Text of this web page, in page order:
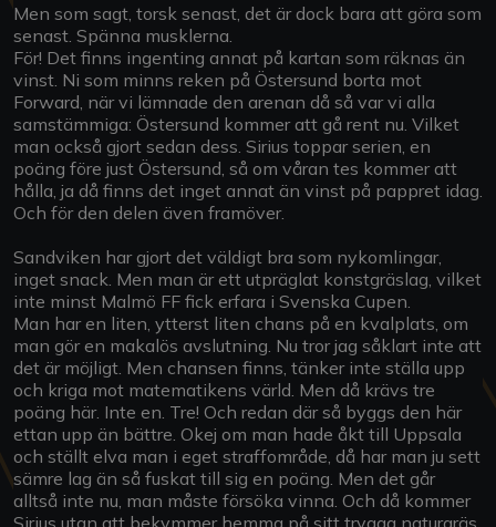
Men som sagt, torsk senast, det är dock bara att göra som
senast. Spänna musklerna.
För! Det finns ingenting annat på kartan som räknas än
vinst. Ni som minns reken på Östersund borta mot
Forward, när vi lämnade den arenan då så var vi alla
samstämmiga: Östersund kommer att gå rent nu. Vilket
man också gjort sedan dess. Sirius toppar serien, en
poäng före just Östersund, så om våran tes kommer att
hålla, ja då finns det inget annat än vinst på pappret idag.
Och för den delen även framöver.
Sandviken har gjort det väldigt bra som nykomlingar,
inget snack. Men man är ett utpräglat konstgräslag, vilket
inte minst Malmö FF fick erfara i Svenska Cupen.
Man har en liten, ytterst liten chans på en kvalplats, om
man gör en makalös avslutning. Nu tror jag såklart inte att
det är möjligt. Men chansen finns, tänker inte ställa upp
och kriga mot matematikens värld. Men då krävs tre
poäng här. Inte en. Tre! Och redan där så byggs den här
ettan upp än bättre. Okej om man hade åkt till Uppsala
och ställt elva man i eget straffområde, då har man ju sett
sämre lag än så fuskat till sig en poäng. Men det går
alltså inte nu, man måste försöka vinna. Och då kommer
Sirius utan att bekymmer hemma på sitt trygga naturgräs